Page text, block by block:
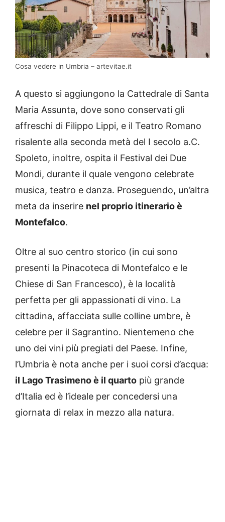
Cosa vedere in Umbria – artevitae.it
A questo si aggiungono la Cattedrale di Santa
Maria Assunta, dove sono conservati gli
affreschi di Filippo Lippi, e il Teatro Romano
risalente alla seconda metà del I secolo a.C.
Spoleto, inoltre, ospita il Festival dei Due
Mondi, durante il quale vengono celebrate
musica, teatro e danza. Proseguendo, un’altra
meta da inserire nel proprio itinerario è
Montefalco.
Oltre al suo centro storico (in cui sono
presenti la Pinacoteca di Montefalco e le
Chiese di San Francesco), è la località
perfetta per gli appassionati di vino. La
cittadina, affacciata sulle colline umbre, è
celebre per il Sagrantino. Nientemeno che
uno dei vini più pregiati del Paese. Infine,
l’Umbria è nota anche per i suoi corsi d’acqua:
il Lago Trasimeno è il quarto più grande
d’Italia ed è l’ideale per concedersi una
giornata di relax in mezzo alla natura.